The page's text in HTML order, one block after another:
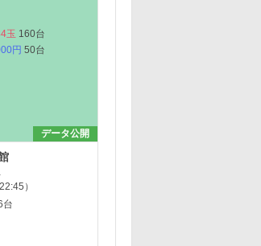
玉 160台
円 50台
データ公開
）
台